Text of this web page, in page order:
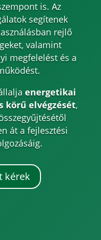
is. Az
segítenek
rejlő
valamint
megfelelést és a
energetikai
körű elvégzését,
át a fejlesztési
kérek